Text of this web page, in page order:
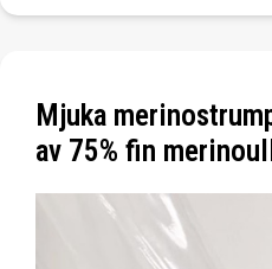
Mjuka
av 75% fin merinoull